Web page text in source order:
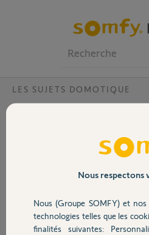
Volet
Sécurité
LES SUJETS DOMOTIQUE
Tahoma, Elixo 500 et
Dans Tahoma, j'ai enregistré ma
lumières, je n'ai pas le retour d'état,
Est ce normal étant donné que les
Nous respectons
Nous (Groupe SOMFY) et
technologies telles que les
finalités suivantes: